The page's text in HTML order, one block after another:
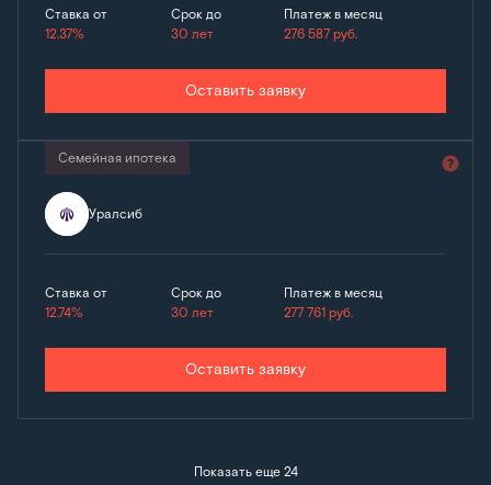
Ставка от
12.37%
Срок до
30 лет
Платеж в месяц
276 587руб.
Оставить заявку
Семейная ипотека
Уралсиб
Ставка от
12.74%
Срок до
30 лет
Платеж в месяц
277 761руб.
Оставить заявку
Показать еще 24